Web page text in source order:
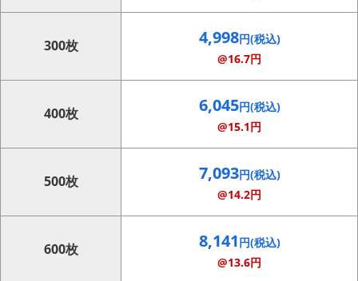
300枚 4,998円(税込)
@16.7円
400枚 6,045円(税込)
@15.1円
500枚 7,093円(税込)
@14.2円
600枚 8,141円(税込)
@13.6円